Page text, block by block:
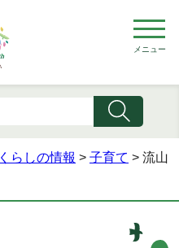
メニュー
くらしの情報 > 子育て > 流山